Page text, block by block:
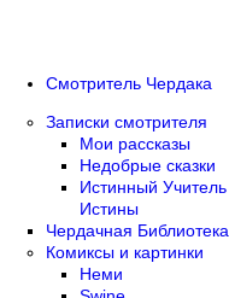
Смотритель Чердака
Записки смотрителя
Мои рассказы
Недобрые сказки
Истинный Учитель
Истины
Чердачная Библиотека
Комиксы и картинки
Неми